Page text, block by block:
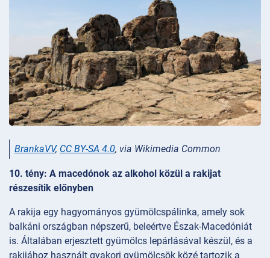
BrankaVV, CC BY-SA 4.0, via Wikimedia Common
10. tény: A macedónok az alkohol közül a rakijat
részesítik előnyben
A rakija egy hagyományos gyümölcspálinka, amely sok
balkáni országban népszerű, beleértve Észak-Macedóniát
is. Általában erjesztett gyümölcs lepárlásával készül, és a
rakijához használt gyakori gyümölcsök közé tartozik a